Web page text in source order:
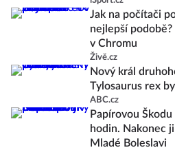
Jak na počítači
nejlepší
v Chromu
Živě.cz
Nový král
Tylosaurus rex
ABC.cz
Papírovou
hodin. Nakonec
Mladé Boleslavi